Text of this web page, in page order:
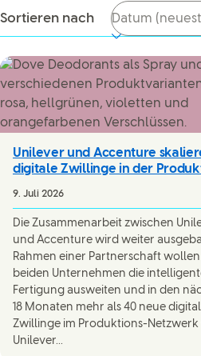
Sortieren nach
Unilever und Accenture
digitale Zwillinge in der
9. Juli 2026
Die Zusammenarbeit zwischen
und Accenture wird weiter
Rahmen einer Partnerschaft
beiden Unternehmen die
Fertigung ausweiten und in den
18 Monaten mehr als 40 neue
Zwillinge im Produktions-Netzwerk
Unilever...